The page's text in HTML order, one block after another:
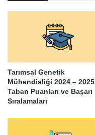
Tarımsal Genetik
Mühendisliği 2024 – 2025
Taban Puanları ve Başarı
Sıralamaları